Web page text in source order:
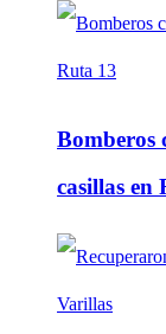
Bomberos
casillas en